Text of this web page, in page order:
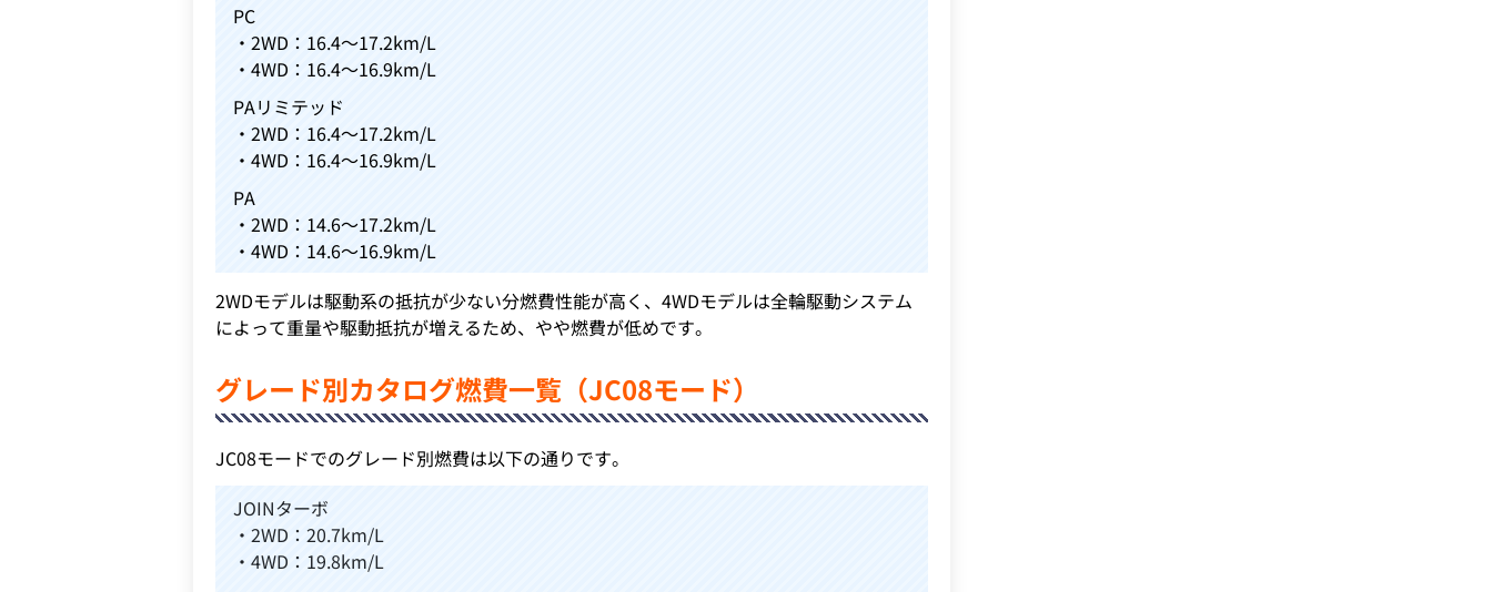
PC
・2WD：16.4～17.2km/L
・4WD：16.4～16.9km/L
PAリミテッド
・2WD：16.4～17.2km/L
・4WD：16.4～16.9km/L
PA
・2WD：14.6～17.2km/L
・4WD：14.6～16.9km/L
2WDモデルは駆動系の抵抗が少ない分燃費性能が高く、4WDモデルは全輪駆動システム
によって重量や駆動抵抗が増えるため、やや燃費が低めです。
グレード別カタログ燃費一覧（JC08モード）
JC08モードでのグレード別燃費は以下の通りです。
JOINターボ
・2WD：20.7km/L
・4WD：19.8km/L